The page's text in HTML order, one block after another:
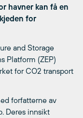
havner kan få en
for
and Storage
Platform (ZEP)
for CO2 transport
forfatterne av
Deres innsikt